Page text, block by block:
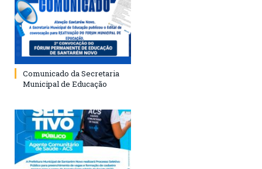
Comunicado da Secretaria
Municipal de Educação